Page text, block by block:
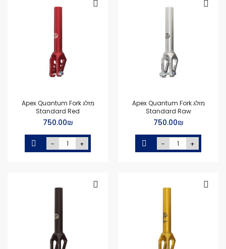
מזלג Apex Quantum Fork
Standard Raw
₪‏750.00
- +
מזלג Apex Quantum Fork
Standard Red
₪‏750.00
- +